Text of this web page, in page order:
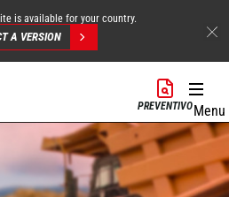
is available for your country.
A VERSION
PREVENTIVOMenu